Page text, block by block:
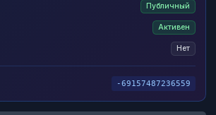
Публичный
Активен
Нет
-69157487236559